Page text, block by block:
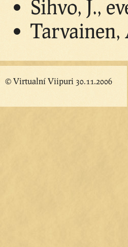
Sihvo, J.,
© Virtualní Viipuri 30.11.2006